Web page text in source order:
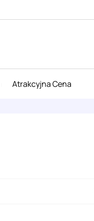
Atrakcyjna Cena